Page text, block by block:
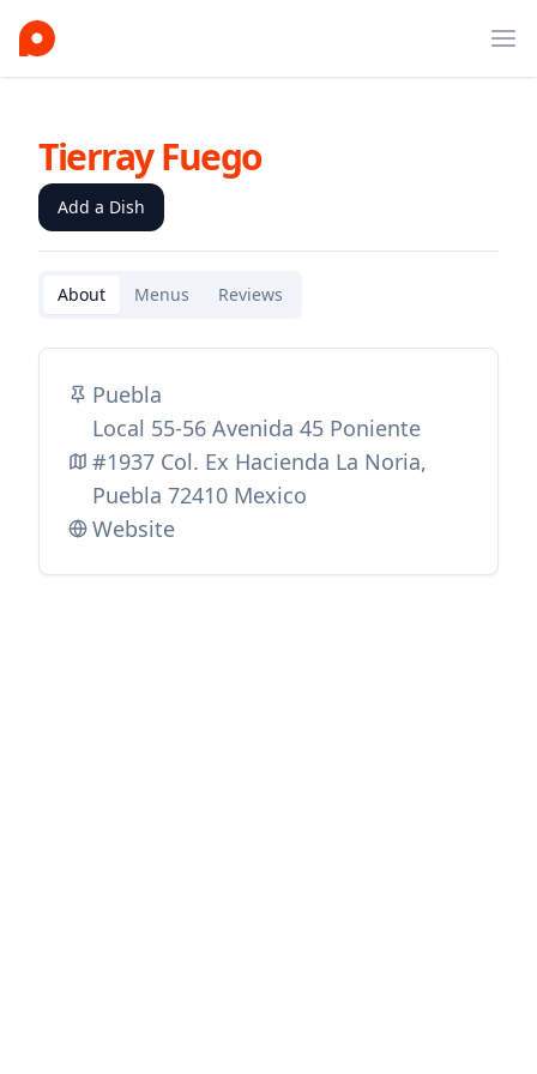
Tierray Fuego
Add a Dish
About Menus Reviews
Puebla
Local 55-56 Avenida 45 Poniente
#1937 Col. Ex Hacienda La Noria,
Puebla 72410 Mexico
Website